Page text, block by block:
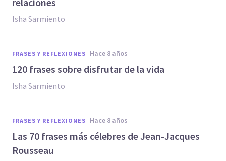
Isha Sarmiento
FRASES Y REFLEXIONES hace 8 años
120 frases sobre disfrutar de la vida
Isha Sarmiento
FRASES Y REFLEXIONES hace 8 años
Las 70 frases más célebres de Jean-Jacques
Rousseau